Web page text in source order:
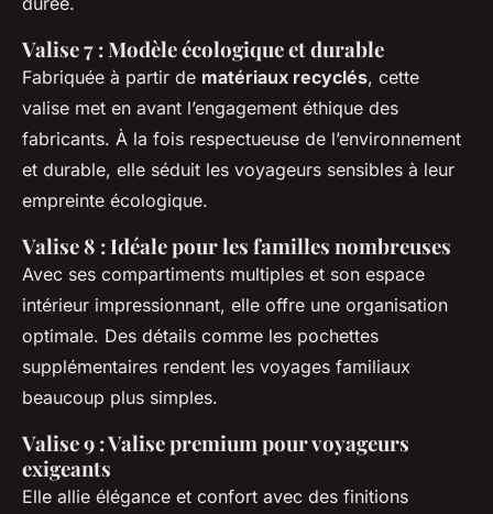
Valise 7 : Modèle écologique et durable
Fabriquée à partir de matériaux recyclés, cette
valise met en avant l’engagement éthique des
fabricants. À la fois respectueuse de l’environnement
et durable, elle séduit les voyageurs sensibles à leur
empreinte écologique.
Valise 8 : Idéale pour les familles nombreuses
Avec ses compartiments multiples et son espace
intérieur impressionnant, elle offre une organisation
optimale. Des détails comme les pochettes
supplémentaires rendent les voyages familiaux
beaucoup plus simples.
Valise 9 : Valise premium pour voyageurs
exigeants
Elle allie élégance et confort avec des finitions